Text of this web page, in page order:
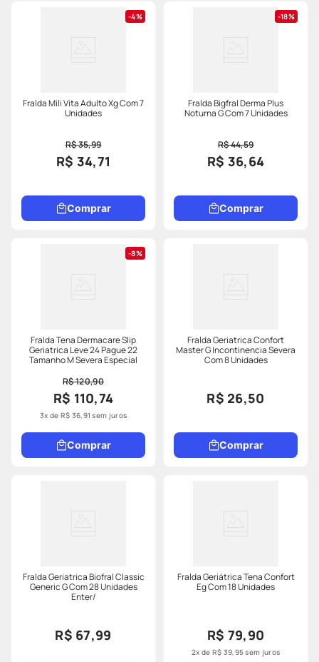
4%
Fralda Mili Vita Adulto Xg Com 7
Unidades
R$ 35,99
R$ 34,71
Comprar
18%
Fralda Bigfral Derma Plus
Noturna G Com 7 Unidades
R$ 44,59
R$ 36,64
Comprar
8%
Fralda Tena Dermacare Slip
Geriatrica Leve 24 Pague 22
Tamanho M Severa Especial
R$ 120,90
R$ 110,74
3x de R$ 36,91 sem juros
Comprar
Fralda Geriatrica Confort
Master G Incontinencia Severa
Com 8 Unidades
R$ 26,50
Comprar
Fralda Geriatrica Biofral Classic
Generic G Com 28 Unidades
Enter/
R$ 67,99
Fralda Geriátrica Tena Confort
Eg Com 18 Unidades
R$ 79,90
2x de R$ 39,95sem juros